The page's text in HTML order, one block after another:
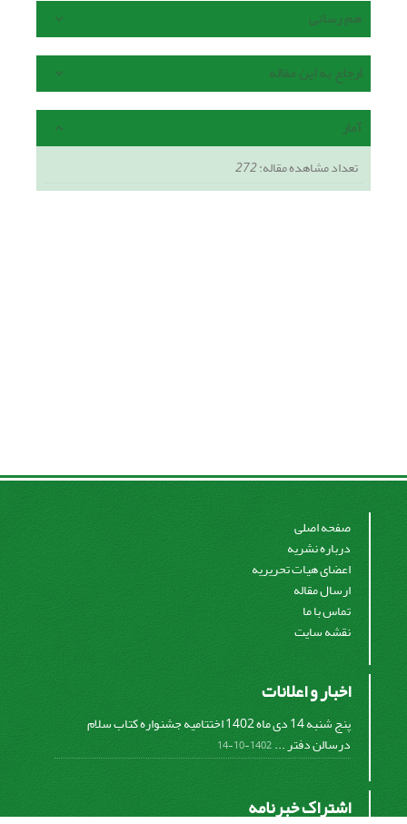
هم رسانی
ارجاع به این مقاله
آمار
تعداد مشاهده مقاله:272
صفحه اصلی
درباره نشریه
اعضای هیات تحریریه
ارسال مقاله
تماس با ما
نقشه سایت
اخبار و اعلانات
پنج شنبه 14 دی ماه 1402 اختتامیه جشنواره کتاب سلام
درسالن دفتر ...1402-10-14
اشتراک خبرنامه